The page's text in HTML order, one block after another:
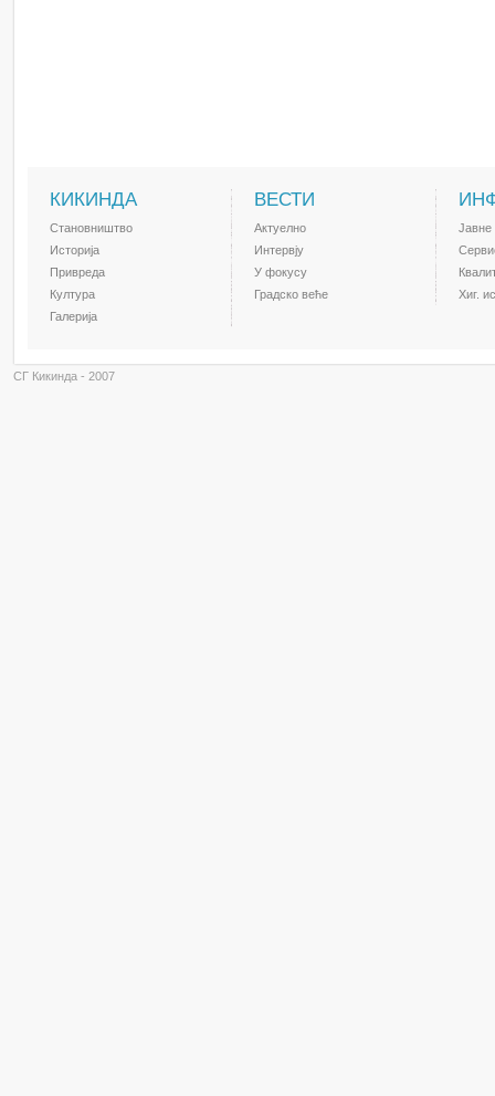
КИКИНДА
Становништво
Историја
Привреда
Култура
Галерија
ВЕСТИ
Актуелно
Интервју
У фокусу
Градско веће
Јавне
Хиг.
СГ Кикинда - 2007